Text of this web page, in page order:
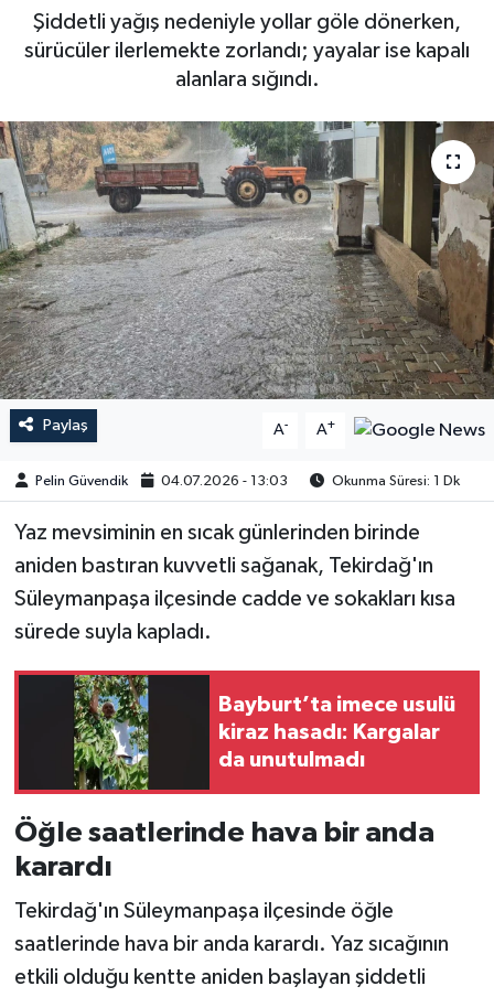
Şiddetli yağış nedeniyle yollar göle dönerken,
sürücüler ilerlemekte zorlandı; yayalar ise kapalı
alanlara sığındı.
Paylaş A- A+
Pelin Güvendik 04.07.2026 - 13:03 Okunma Süresi: 1 Dk
Yaz mevsiminin en sıcak günlerinden birinde
aniden bastıran kuvvetli sağanak, Tekirdağ'ın
Süleymanpaşa ilçesinde cadde ve sokakları kısa
sürede suyla kapladı.
Bayburt’ta imece usulü
kiraz hasadı: Kargalar
da unutulmadı
Öğle saatlerinde hava bir anda
karardı
Tekirdağ'ın Süleymanpaşa ilçesinde öğle
saatlerinde hava bir anda karardı. Yaz sıcağının
etkili olduğu kentte aniden başlayan şiddetli